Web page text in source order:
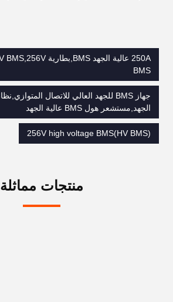
BMS
الجهد,مستشعر هول BMS عالية الجهد
256V high voltage BMS(HV BMS)
منتجات مماثلة